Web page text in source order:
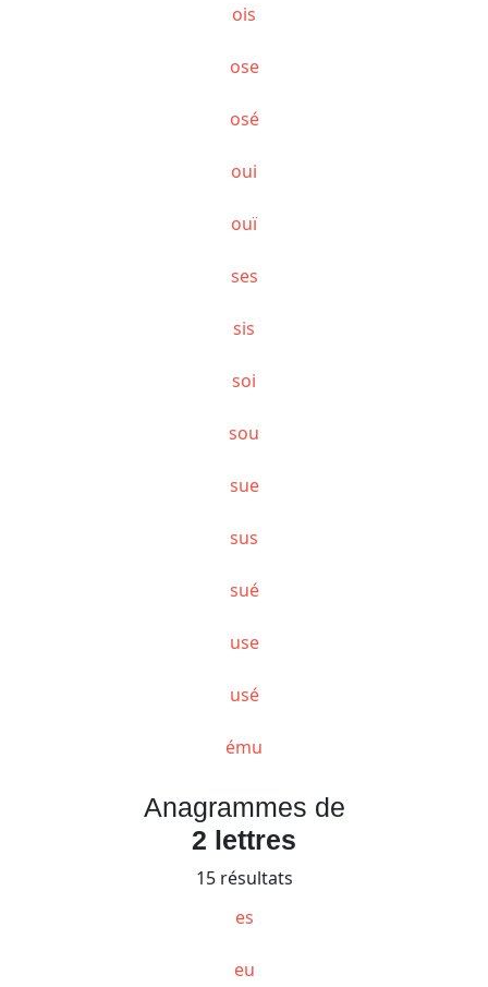
ois
ose
osé
oui
ouï
ses
sis
soi
sou
sue
sus
sué
use
usé
ému
Anagrammes de
2 lettres
15 résultats
es
eu